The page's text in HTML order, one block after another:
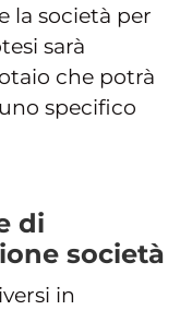
la società per
sarà
che potrà
specifico
di
società
in